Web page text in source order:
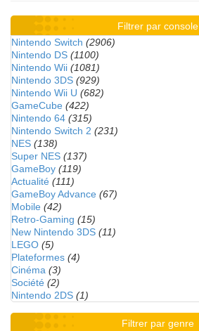
Filtrer par console
Nintendo Switch (2906)
Nintendo DS (1100)
Nintendo Wii (1081)
Nintendo 3DS (929)
Nintendo Wii U (682)
GameCube (422)
Nintendo 64 (315)
Nintendo Switch 2 (231)
NES (138)
Super NES (137)
GameBoy (119)
Actualité (111)
GameBoy Advance (67)
Mobile (42)
Retro-Gaming (15)
New Nintendo 3DS (11)
LEGO (5)
Plateformes (4)
Cinéma (3)
Société (2)
Nintendo 2DS (1)
Filtrer par genre